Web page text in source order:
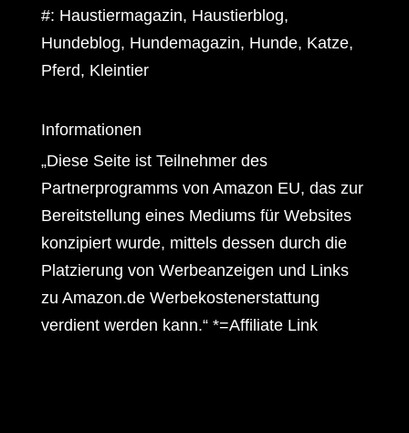
#: Haustiermagazin, Haustierblog,
Hundeblog, Hundemagazin, Hunde, Katze,
Pferd, Kleintier
Informationen
„Diese Seite ist Teilnehmer des
Partnerprogramms von Amazon EU, das zur
Bereitstellung eines Mediums für Websites
konzipiert wurde, mittels dessen durch die
Platzierung von Werbeanzeigen und Links
zu Amazon.de Werbekostenerstattung
verdient werden kann.“ *=Affiliate Link